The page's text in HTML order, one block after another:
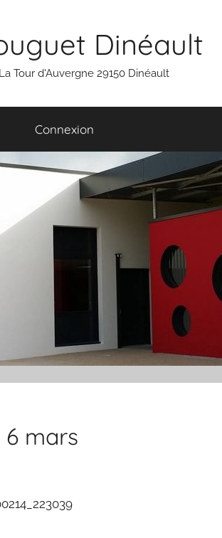
Dinéault
Tour d'Auvergne 29150 Dinéault
Connexion
mars